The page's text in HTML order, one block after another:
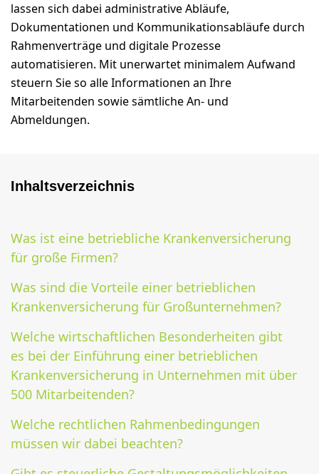
lassen sich dabei administrative Abläufe,
Dokumentationen und Kommunikationsabläufe durch
Rahmenverträge und digitale Prozesse
automatisieren. Mit unerwartet minimalem Aufwand
steuern Sie so alle Informationen an Ihre
Mitarbeitenden sowie sämtliche An- und
Abmeldungen.
Inhaltsverzeichnis
Was ist eine betriebliche Krankenversicherung
für große Firmen?
Was sind die Vorteile einer betrieblichen
Krankenversicherung für Großunternehmen?
Welche wirtschaftlichen Besonderheiten gibt
es bei der Einführung einer betrieblichen
Krankenversicherung in Unternehmen mit über
500 Mitarbeitenden?
Welche rechtlichen Rahmenbedingungen
müssen wir dabei beachten?